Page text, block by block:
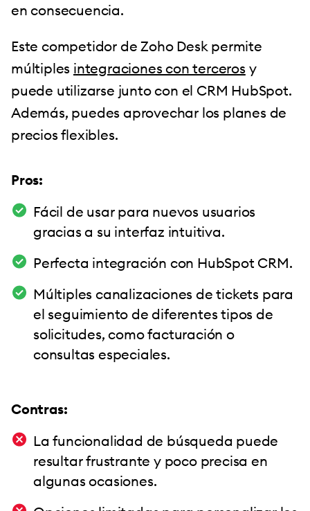
en consecuencia.
Este competidor de Zoho Desk permite
múltiples integraciones con terceros y
puede utilizarse junto con el CRM HubSpot.
Además, puedes aprovechar los planes de
precios flexibles.
Pros:
Fácil de usar para nuevos usuarios
gracias a su interfaz intuitiva.
Perfecta integración con HubSpot CRM.
Múltiples canalizaciones de tickets para
el seguimiento de diferentes tipos de
solicitudes, como facturación o
consultas especiales.
Contras:
La funcionalidad de búsqueda puede
resultar frustrante y poco precisa en
algunas ocasiones.